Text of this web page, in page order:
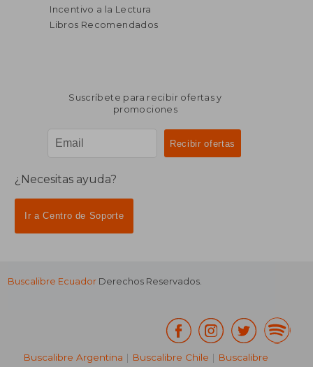
Incentivo a la Lectura
Libros Recomendados
Suscríbete para recibir ofertas y
promociones
¿Necesitas ayuda?
Ir a Centro de Soporte
Buscalibre Ecuador Derechos Reservados.
Buscalibre Argentina | Buscalibre Chile | Buscalibre